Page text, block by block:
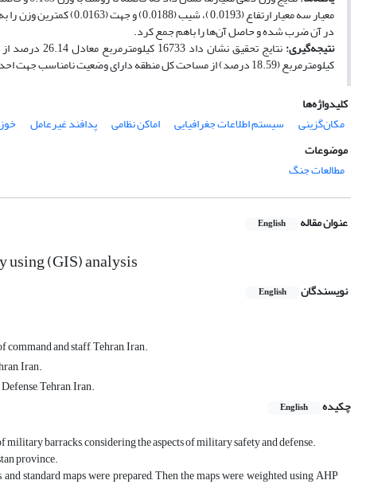
معیار سه معیار ارتفاع
در آن ضرب شده و حاصل آن‌ها را باهم جمع کرد.
نتیجه‌گیری:
کیلومترمربع (18.59 درصد) از مساحت کل منطقه دارای وضعیت نامناسب جهت احداث اماکن نظامی است.
کلیدواژه‌ها
مکان‌گزینی
سیستم اطلاعات جغرافیایی اماکن نظامی پدافند غیرعامل
موضوعات
مطالعات جنگ
عنوان مقاله English
using (GIS) analysis
نویسندگان English
and staff, Tehran, Iran.
Iran.
Tehran, Iran.
چکیده
English
barracks, considering the aspects of military safety and defense.
province.
standard maps were prepared, Then the maps were weighted using AHP